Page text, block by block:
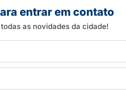
entrar em contato
as novidades da cidade!